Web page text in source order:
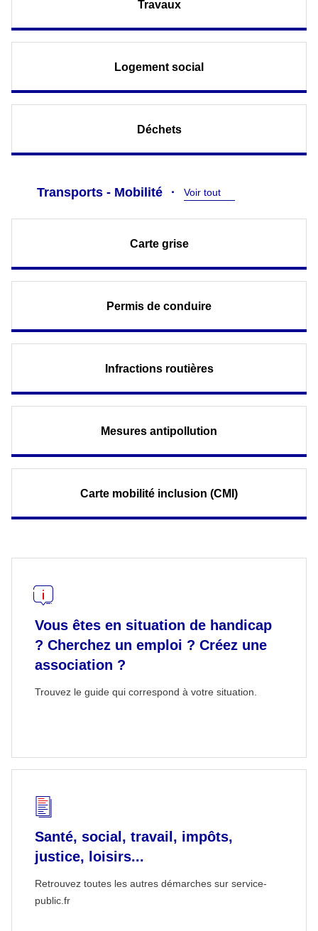
Travaux
Logement social
Déchets
Transports - Mobilité Voir tout
Carte grise
Permis de conduire
Infractions routières
Mesures antipollution
Carte mobilité inclusion (CMI)
Vous êtes en situation de handicap
? Cherchez un emploi ? Créez une
association ?
Trouvez le guide qui correspond à votre situation.
Santé, social, travail, impôts,
justice, loisirs...
Retrouvez toutes les autres démarches sur service-
public.fr